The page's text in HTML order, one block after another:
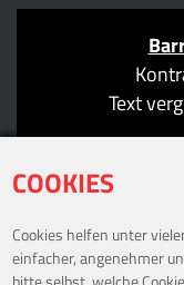
COOKIES
Cookies helfen unter
einfacher, angenehmer
Text
ÖFFNUNGSZEITEN